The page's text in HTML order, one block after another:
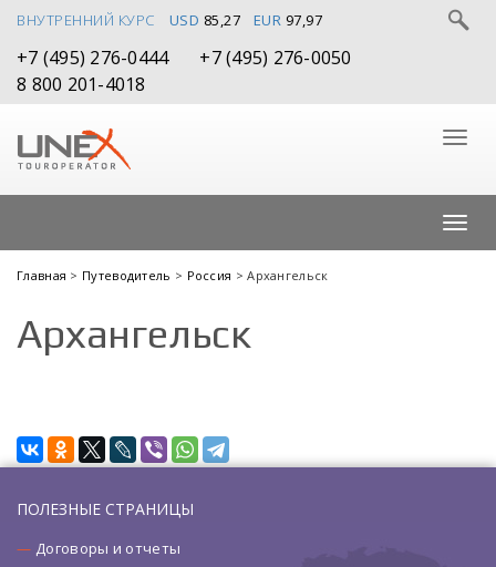
ВНУТРЕННИЙ КУРС USD 85,27 EUR 97,97
+7 (495) 276-0444
+7 (495) 276-0050
8 800 201-4018
Главная > Путеводитель > Россия > Архангельск
Архангельск
ПОЛЕЗНЫЕ СТРАНИЦЫ
Договоры и отчеты